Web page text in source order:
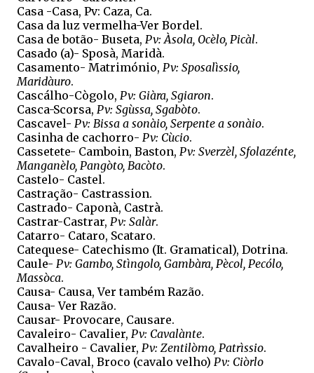
Casa -Casa, Pv: Caza, Ca.
Casa da luz vermelha-Ver Bordel.
Casa de botão- Buseta, Pv: Àsola, Ocèlo, Picàl.
Casado (a)- Sposà, Maridà.
Casamento- Matrimónio, Pv: Sposalìssio,
Maridàuro.
Cascálho-Cògolo, Pv: Giàra, Sgiaron.
Casca-Scorsa, Pv: Sgùssa, Sgabòto.
Cascavel- Pv: Bissa a sonàio, Serpente a sonàio.
Casinha de cachorro- Pv: Cùcio.
Cassetete- Camboin, Baston, Pv: Sverzèl, Sfolazénte,
Manganèlo, Pangòto, Bacòto.
Castelo- Castel.
Castração- Castrassion.
Castrado- Caponà, Castrà.
Castrar-Castrar, Pv: Salàr.
Catarro- Cataro, Scataro.
Catequese- Catechismo (It. Gramatical), Dotrina.
Caule- Pv: Gambo, Stìngolo, Gambàra, Pècol, Pecólo,
Massòca.
Causa- Causa, Ver também Razão.
Causa- Ver Razão.
Causar- Provocare, Causare.
Cavaleiro- Cavalier, Pv: Cavalànte.
Cavalheiro - Cavalier, Pv: Zentilòmo, Patrìssio.
Cavalo-Caval, Broco (cavalo velho) Pv: Ciòrlo